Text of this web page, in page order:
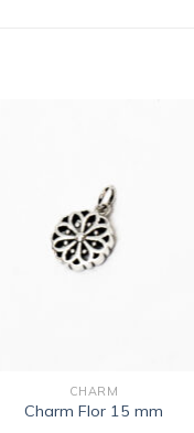
CHARM
Charm Flor 15 mm